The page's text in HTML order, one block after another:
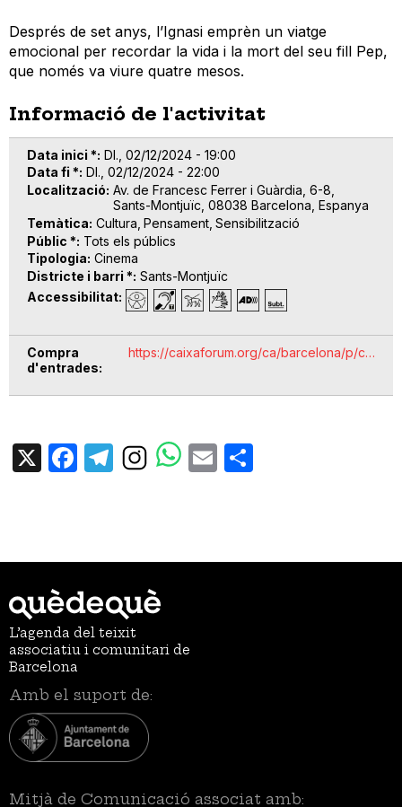
Després de set anys, l’Ignasi emprèn un viatge
emocional per recordar la vida i la mort del seu fill Pep,
que només va viure quatre mesos.
Informació de l'activitat
Data inici * Dl., 02/12/2024 - 19:00
Data fi * Dl., 02/12/2024 - 22:00
Localització Av. de Francesc Ferrer i Guàrdia, 6-8,
Sants-Montjuïc, 08038 Barcelona, Espanya
Temàtica Cultura Pensament Sensibilització
Públic * Tots els públics
Tipologia Cinema
Districte i barri * Sants-Montjuïc
Accessibilitat
Compra
d'entrades
https://caixaforum.org/ca/barcelona/p/c…
X Facebook
TelegramEmail
L’agenda del teixit
associatiu i comunitari de
Barcelona
Amb el suport de:
Mitjà de Comunicació associat amb: